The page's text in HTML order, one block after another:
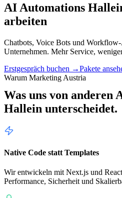
AI Automations
arbeiten
Chatbots, Voice Bots und
Unternehmen. Mehr Service,
Erstgespräch buchen →Pakete
Warum Marketing Austria
Was uns von anderen
Hallein unterscheidet.
Native Code statt Templates
Wir entwickeln mit Next.js und
Performance, Sicherheit und